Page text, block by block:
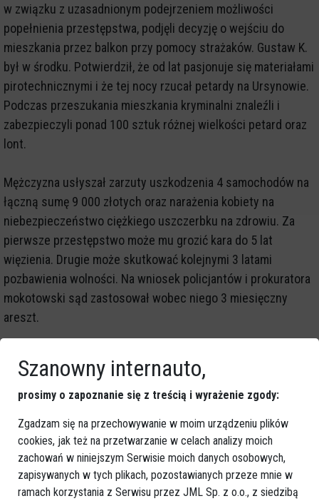
w związku z uzasadnionym podejrzeniem możliwości
popełnienia przestępstwa, podjęli decyzję o wejściu do
mieszkania przez balkon przy pomocy strażaków. Gustaw K.
był w środku. Potwierdził, że od lat pasjonuje się materiałami
pirotechnicznymi i że tej nocy rzucał petardy na Ursynowie.
Podczas przeszukania mieszkania kryminalni znaleźli i
zabezpieczyli ponad 100 sztuk różnej wielkości petard oraz
lont.
Mężczyzna usłyszał zarzuty uszkodzenia 4 samochodów na
łączną sumę 9 000 złotych oraz narażenia kobiety na
niebezpieczeństwo ciężkiego uszczerbku na zdrowiu. Za
pierwsze przestępstwo może mu grozić kara do 5 lat
więzienia. Drugie może skutkować kolejnymi 3 latami
pozbawienia wolności. Na wniosek policjantów i prokuratora
mokotowski sąd zastosował wobec niego 3 miesięczny
areszt.
Obserwuj nas i otrzymuj nowe wiadomości
Dodaj eOstroleka do obserwowanych źródeł w Google News.
Obserwuj w Google News
Szanowny internauto,
prosimy o zapoznanie się z treścią i wyrażenie zgody:
Zgadzam się na przechowywanie w moim urządzeniu plików
cookies, jak też na przetwarzanie w celach analizy moich
zachowań w niniejszym Serwisie moich danych osobowych,
zapisywanych w tych plikach, pozostawianych przeze mnie w
ramach korzystania z Serwisu przez JML Sp. z o.o., z siedzibą